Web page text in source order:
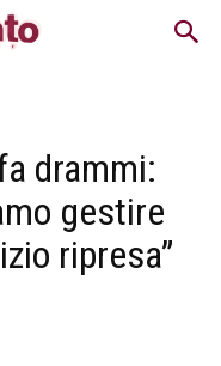
drammi:
gestire
ripresa”